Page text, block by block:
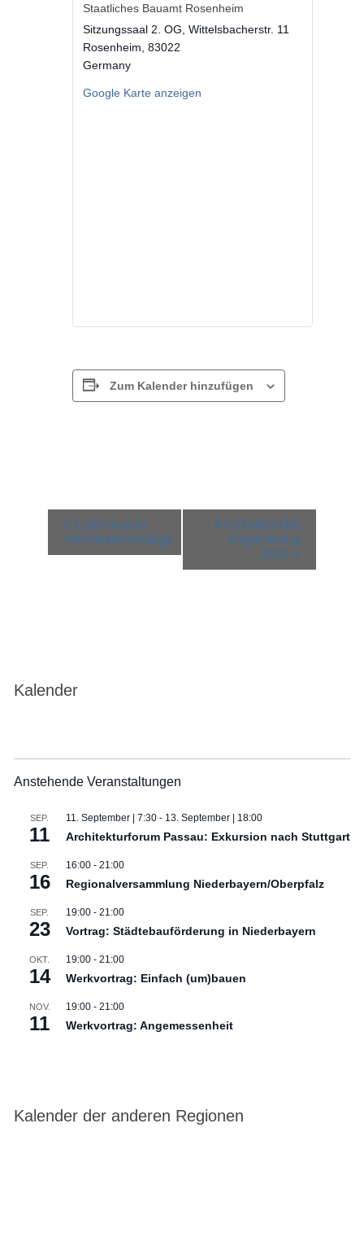
Staatliches Bauamt Rosenheim
Sitzungssaal 2. OG, Wittelsbacherstr. 11
Rosenheim 83022
Germany
Google Karte anzeigen
Zum Kalender hinzufügen
Veranstaltung-
Navigation
« Luftmuseum
Architekturvorträge
Kurzfilmwoche
Regensburg
2026 »
Kalender
Anstehende Veranstaltungen
SEP.
11
11. September | 7:30- 13. September | 18:00
Architekturforum Passau: Exkursion nach Stuttgart
SEP.
16
16:00- 21:00
Regionalversammlung Niederbayern/Oberpfalz
SEP.
23
19:00- 21:00
Vortrag: Städtebauförderung in Niederbayern
OKT.
14
19:00- 21:00
Werkvortrag: Einfach (um)bauen
NOV.
11
19:00- 21:00
Werkvortrag: Angemessenheit
Kalender der anderen Regionen